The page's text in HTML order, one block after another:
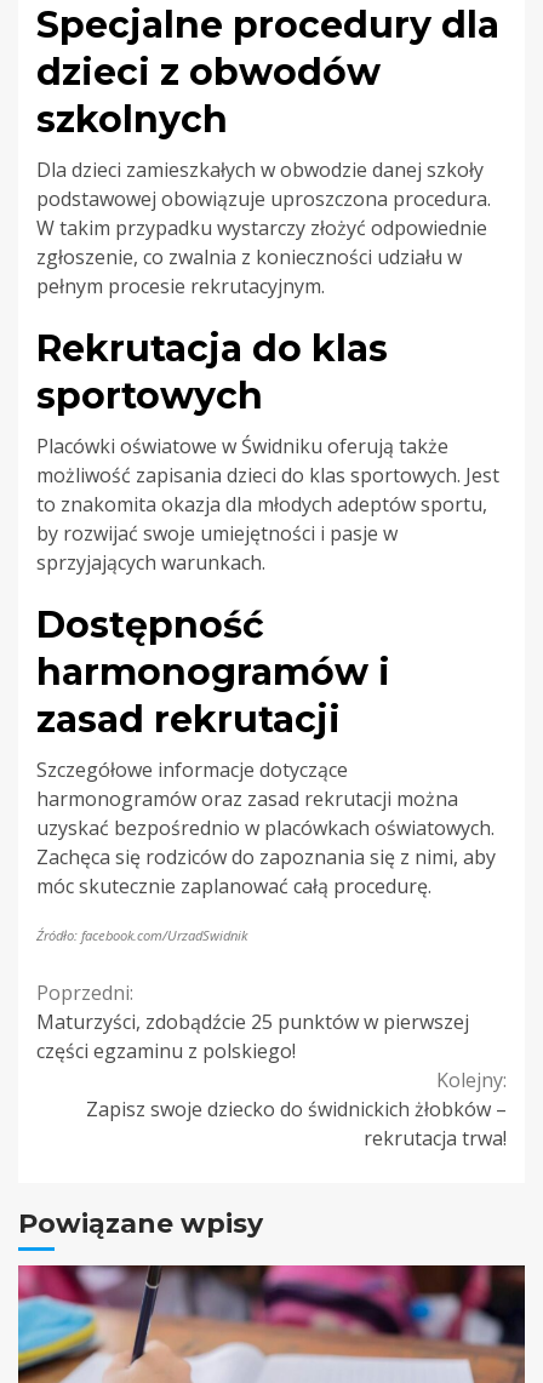
Specjalne procedury dla
dzieci z obwodów
szkolnych
Dla dzieci zamieszkałych w obwodzie danej szkoły
podstawowej obowiązuje uproszczona procedura.
W takim przypadku wystarczy złożyć odpowiednie
zgłoszenie, co zwalnia z konieczności udziału w
pełnym procesie rekrutacyjnym.
Rekrutacja do klas
sportowych
Placówki oświatowe w Świdniku oferują także
możliwość zapisania dzieci do klas sportowych. Jest
to znakomita okazja dla młodych adeptów sportu,
by rozwijać swoje umiejętności i pasje w
sprzyjających warunkach.
Dostępność
harmonogramów i
zasad rekrutacji
Szczegółowe informacje dotyczące
harmonogramów oraz zasad rekrutacji można
uzyskać bezpośrednio w placówkach oświatowych.
Zachęca się rodziców do zapoznania się z nimi, aby
móc skutecznie zaplanować całą procedurę.
Źródło: facebook.com/UrzadSwidnik
Continue
Reading
Poprzedni:
Maturzyści, zdobądźcie 25 punktów w pierwszej
części egzaminu z polskiego!
Kolejny:
Zapisz swoje dziecko do świdnickich żłobków –
rekrutacja trwa!
Powiązane wpisy